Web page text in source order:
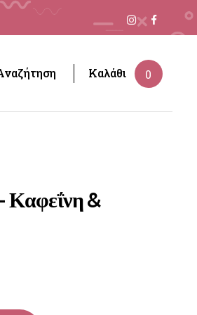
0
Καλάθι
Καφεΐνη &